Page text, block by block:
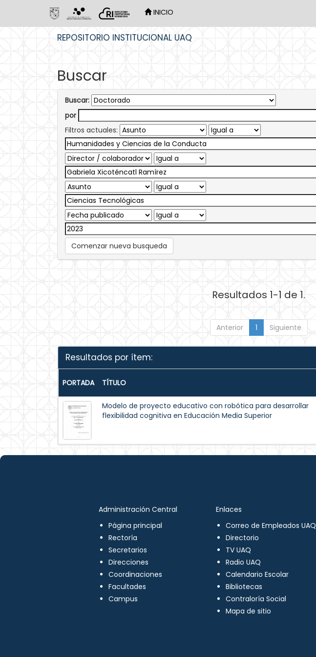
INICIO
REPOSITORIO INSTITUCIONAL UAQ
Buscar
Buscar:
por
Filtros actuales:
Comenzar nueva busqueda
Resultados 1-1 de 1.
Anterior 1 Siguiente
Resultados por ítem:
PORTADA TÍTULO
Modelo de proyecto educativo con robótica para desarrollar
flexibilidad cognitiva en Educación Media Superior
Administración Central
Página principal
Rectoría
Secretarios
Direcciones
Coordinaciones
Facultades
Campus
Enlaces
Correo de Empleados UAQ
Directorio
TV UAQ
Radio UAQ
Calendario Escolar
Bibliotecas
Contraloría Social
Mapa de sitio